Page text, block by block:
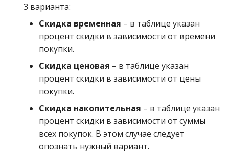
3 варианта:
Скидка временная – в таблице указан
процент скидки в зависимости от времени
покупки.
Скидка ценовая – в таблице указан
процент скидки в зависимости от цены
покупки.
Скидка накопительная – в таблице указан
процент скидки в зависимости от суммы
всех покупок. В этом случае следует
опознать нужный вариант.